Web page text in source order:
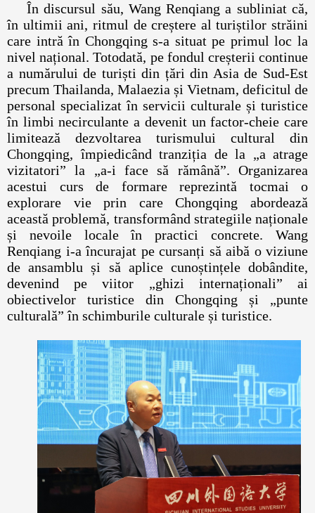
În discursul său, Wang Renqiang a subliniat că,
în ultimii ani, ritmul de creștere al turiștilor străini
care intră în Chongqing s-a situat pe primul loc la
nivel național. Totodată, pe fondul creșterii continue
a numărului de turiști din țări din Asia de Sud-Est
precum Thailanda, Malaezia și Vietnam, deficitul de
personal specializat în servicii culturale și turistice
în limbi necirculante a devenit un factor-cheie care
limitează dezvoltarea turismului cultural din
Chongqing, împiedicând tranziția de la „a atrage
vizitatori” la „a-i face să rămână”. Organizarea
acestui curs de formare reprezintă tocmai o
explorare vie prin care Chongqing abordează
această problemă, transformând strategiile naționale
și nevoile locale în practici concrete. Wang
Renqiang i-a încurajat pe cursanți să aibă o viziune
de ansamblu și să aplice cunoștințele dobândite,
devenind pe viitor „ghizi internaționali” ai
obiectivelor turistice din Chongqing și „punte
culturală” în schimburile culturale și turistice.